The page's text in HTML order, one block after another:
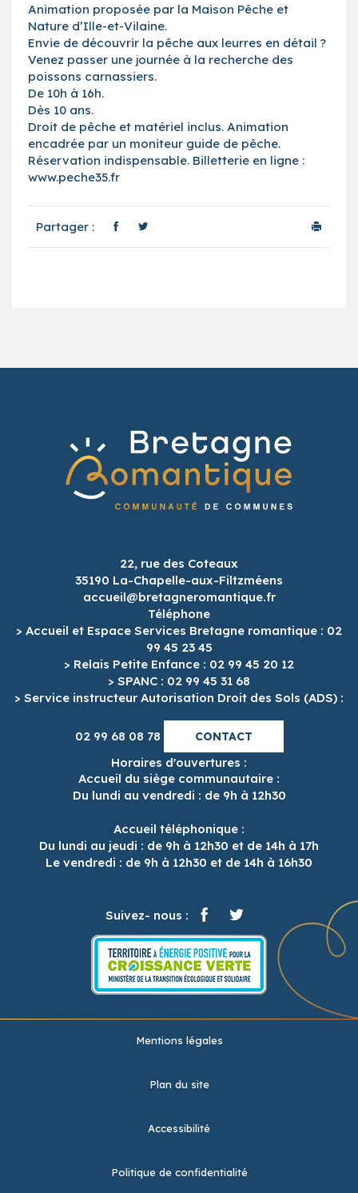
Animation proposée par la Maison Pêche et
Nature d’Ille-et-Vilaine.
Envie de découvrir la pêche aux leurres en détail ?
Venez passer une journée à la recherche des
poissons carnassiers.
De 10h à 16h.
Dès 10 ans.
Droit de pêche et matériel inclus. Animation
encadrée par un moniteur guide de pêche.
Réservation indispensable. Billetterie en ligne :
www.peche35.fr
Partager :
22, rue des Coteaux
35190 La-Chapelle-aux-Filtzméens
accueil@bretagneromantique.fr
Téléphone
> Accueil et Espace Services Bretagne romantique : 02
99 45 23 45
> Relais Petite Enfance : 02 99 45 20 12
> SPANC : 02 99 45 31 68
> Service instructeur Autorisation Droit des Sols (ADS) :
02 99 68 08 78 CONTACT
Horaires d'ouvertures :
Accueil du siège communautaire :
Du lundi au vendredi : de 9h à 12h30
Accueil téléphonique :
Du lundi au jeudi : de 9h à 12h30 et de 14h à 17h
Le vendredi : de 9h à 12h30 et de 14h à 16h30
Suivez- nous :
Mentions légales
Plan du site
Accessibilité
Politique de confidentialité